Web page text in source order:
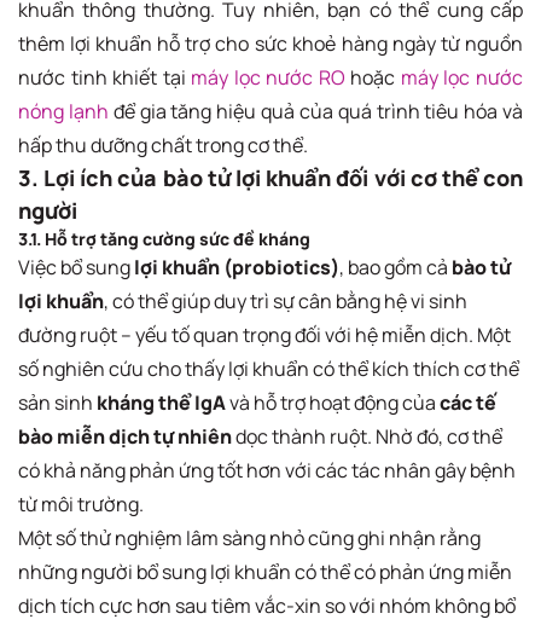
khuẩn thông thường. Tuy nhiên, bạn có thể cung cấp
thêm lợi khuẩn hỗ trợ cho sức khoẻ hàng ngày từ nguồn
nước tinh khiết tại máy lọc nước RO hoặc máy lọc nước
nóng lạnh để gia tăng hiệu quả của quá trình tiêu hóa và
hấp thu dưỡng chất trong cơ thể.
3. Lợi ích của bào tử lợi khuẩn đối với cơ thể con
người
3.1. Hỗ trợ tăng cường sức đề kháng
Việc bổ sunglợi khuẩn (probiotics), bao gồm cả bào tử
lợi khuẩn, có thể giúp duy trì sự cân bằng hệ vi sinh
đường ruột – yếu tố quan trọng đối với hệ miễn dịch. Một
số nghiên cứu cho thấy lợi khuẩn có thể kích thích cơ thể
sản sinh kháng thể IgAvà hỗ trợ hoạt động củacác tế
bào miễn dịch tự nhiêndọc thành ruột. Nhờ đó, cơ thể
có khả năng phản ứng tốt hơn với các tác nhân gây bệnh
từ môi trường.
Một số thử nghiệm lâm sàng nhỏ cũng ghi nhận rằng
những người bổ sung lợi khuẩn có thể có phản ứng miễn
dịch tích cực hơn sau tiêm vắc-xin so với nhóm không bổ